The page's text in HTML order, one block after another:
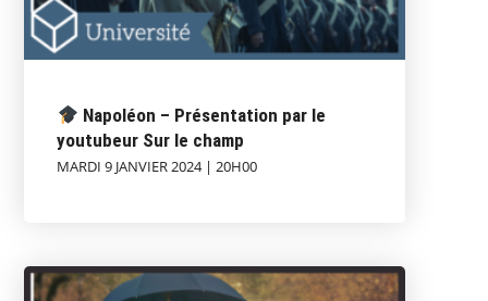
Napoléon – Présentation par le
youtubeur Sur le champ
MARDI 9 JANVIER 2024 | 20H00